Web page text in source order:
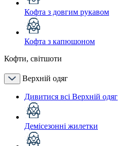
Кофта з довгим рукавом
Кофта з капюшоном
Кофти, світшоти
Верхній одяг
Дивитися всі Верхній одяг
Демісезонні жилетки